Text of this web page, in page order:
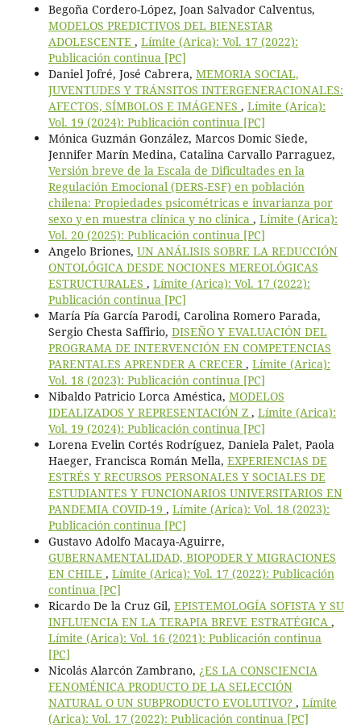
Begoña Cordero-López, Joan Salvador Calventus,
MODELOS PREDICTIVOS DEL BIENESTAR
ADOLESCENTE , Límite (Arica): Vol. 17 (2022):
Publicación continua [PC]
Daniel Jofré, José Cabrera, MEMORIA SOCIAL,
JUVENTUDES Y TRÁNSITOS INTERGENERACIONALES:
AFECTOS, SÍMBOLOS E IMÁGENES , Límite (Arica):
Vol. 19 (2024): Publicación continua [PC]
Mónica Guzmán González, Marcos Domic Siede,
Jennifer Marín Medina, Catalina Carvallo Parraguez,
Versión breve de la Escala de Dificultades en la
Regulación Emocional (DERS-ESF) en población
chilena: Propiedades psicométricas e invarianza por
sexo y en muestra clínica y no clínica , Límite (Arica):
Vol. 20 (2025): Publicación continua [PC]
Angelo Briones, UN ANÁLISIS SOBRE LA REDUCCIÓN
ONTOLÓGICA DESDE NOCIONES MEREOLÓGICAS
ESTRUCTURALES , Límite (Arica): Vol. 17 (2022):
Publicación continua [PC]
María Pía García Parodi, Carolina Romero Parada,
Sergio Chesta Saffirio, DISEÑO Y EVALUACIÓN DEL
PROGRAMA DE INTERVENCIÓN EN COMPETENCIAS
PARENTALES APRENDER A CRECER, Límite (Arica):
Vol. 18 (2023): Publicación continua [PC]
Nibaldo Patricio Lorca Améstica, MODELOS
IDEALIZADOS Y REPRESENTACIÓN Z , Límite (Arica):
Vol. 19 (2024): Publicación continua [PC]
Lorena Evelin Cortés Rodríguez, Daniela Palet, Paola
Haeger, Francisca Román Mella, EXPERIENCIAS DE
ESTRÉS Y RECURSOS PERSONALES Y SOCIALES DE
ESTUDIANTES Y FUNCIONARIOS UNIVERSITARIOS EN
PANDEMIA COVID-19 , Límite (Arica): Vol. 18 (2023):
Publicación continua [PC]
Gustavo Adolfo Macaya-Aguirre,
GUBERNAMENTALIDAD, BIOPODER Y MIGRACIONES
EN CHILE , Límite (Arica): Vol. 17 (2022): Publicación
continua [PC]
Ricardo De la Cruz Gil, EPISTEMOLOGÍA SOFISTA Y SU
INFLUENCIA EN LA TERAPIA BREVE ESTRATÉGICA ,
Límite (Arica): Vol. 16 (2021): Publicación continua
[PC]
Nicolás Alarcón Zambrano, ¿ES LA CONSCIENCIA
FENOMÉNICA PRODUCTO DE LA SELECCIÓN
NATURAL O UN SUBPRODUCTO EVOLUTIVO? , Límite
(Arica): Vol. 17 (2022): Publicación continua [PC]